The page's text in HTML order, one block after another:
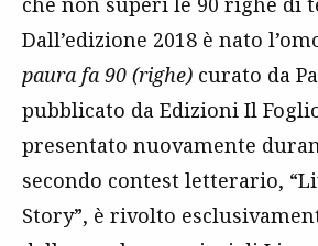
Dall’edizione 2018 è nato
paura fa 90 (righe) curato da
pubblicato da Edizioni Il
presentato nuovamente
secondo contest letterario,
Story”, è rivolto